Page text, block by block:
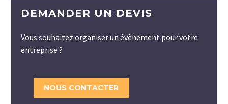
DEMANDER UN DEVIS
Vous souhaitez organiser un évènement pour votre
entreprise ?
NOUS CONTACTER